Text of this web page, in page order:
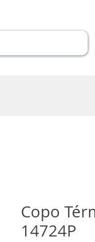
Copo
14724P